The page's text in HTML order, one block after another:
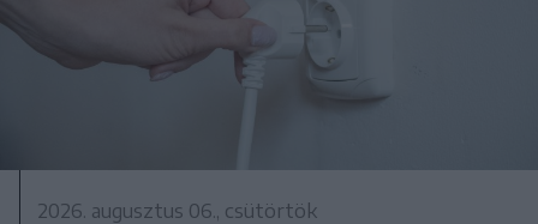
2026. augusztus 06., csütörtök